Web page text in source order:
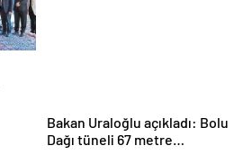
Bakan Uraloğlu açıkladı: Bolu
Dağı tüneli 67 metre